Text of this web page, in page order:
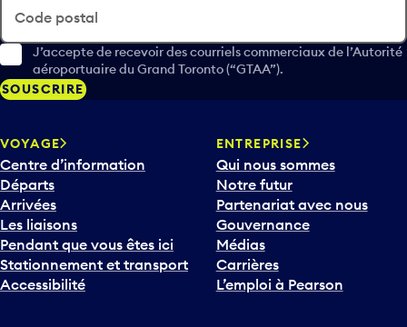
Code postal
J’accepte de recevoir des courriels commerciaux de l’Autorité
aéroportuaire du Grand Toronto (“GTAA”).
SOUSCRIRE
VOYAGE
Centre d’information
Départs
Arrivées
Les liaisons
Pendant que vous êtes ici
Stationnement et transport
Accessibilité
ENTREPRISE
Qui nous sommes
Notre futur
Partenariat avec nous
Gouvernance
Médias
Carrières
L’emploi à Pearson